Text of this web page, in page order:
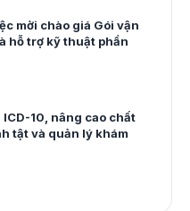
mời chào giá Gói vận
hỗ trợ kỹ thuật phần
10, nâng cao chất
tật và quản lý khám